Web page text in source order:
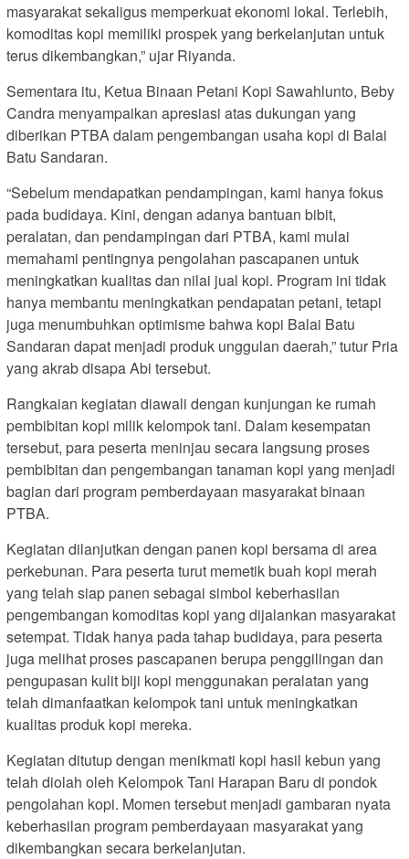
masyarakat sekaligus memperkuat ekonomi lokal. Terlebih,
komoditas kopi memiliki prospek yang berkelanjutan untuk
terus dikembangkan,” ujar Riyanda.
Sementara itu, Ketua Binaan Petani Kopi Sawahlunto, Beby
Candra menyampaikan apresiasi atas dukungan yang
diberikan PTBA dalam pengembangan usaha kopi di Balai
Batu Sandaran.
“Sebelum mendapatkan pendampingan, kami hanya fokus
pada budidaya. Kini, dengan adanya bantuan bibit,
peralatan, dan pendampingan dari PTBA, kami mulai
memahami pentingnya pengolahan pascapanen untuk
meningkatkan kualitas dan nilai jual kopi. Program ini tidak
hanya membantu meningkatkan pendapatan petani, tetapi
juga menumbuhkan optimisme bahwa kopi Balai Batu
Sandaran dapat menjadi produk unggulan daerah,” tutur Pria
yang akrab disapa Abi tersebut.
Rangkaian kegiatan diawali dengan kunjungan ke rumah
pembibitan kopi milik kelompok tani. Dalam kesempatan
tersebut, para peserta meninjau secara langsung proses
pembibitan dan pengembangan tanaman kopi yang menjadi
bagian dari program pemberdayaan masyarakat binaan
PTBA.
Kegiatan dilanjutkan dengan panen kopi bersama di area
perkebunan. Para peserta turut memetik buah kopi merah
yang telah siap panen sebagai simbol keberhasilan
pengembangan komoditas kopi yang dijalankan masyarakat
setempat. Tidak hanya pada tahap budidaya, para peserta
juga melihat proses pascapanen berupa penggilingan dan
pengupasan kulit biji kopi menggunakan peralatan yang
telah dimanfaatkan kelompok tani untuk meningkatkan
kualitas produk kopi mereka.
Kegiatan ditutup dengan menikmati kopi hasil kebun yang
telah diolah oleh Kelompok Tani Harapan Baru di pondok
pengolahan kopi. Momen tersebut menjadi gambaran nyata
keberhasilan program pemberdayaan masyarakat yang
dikembangkan secara berkelanjutan.